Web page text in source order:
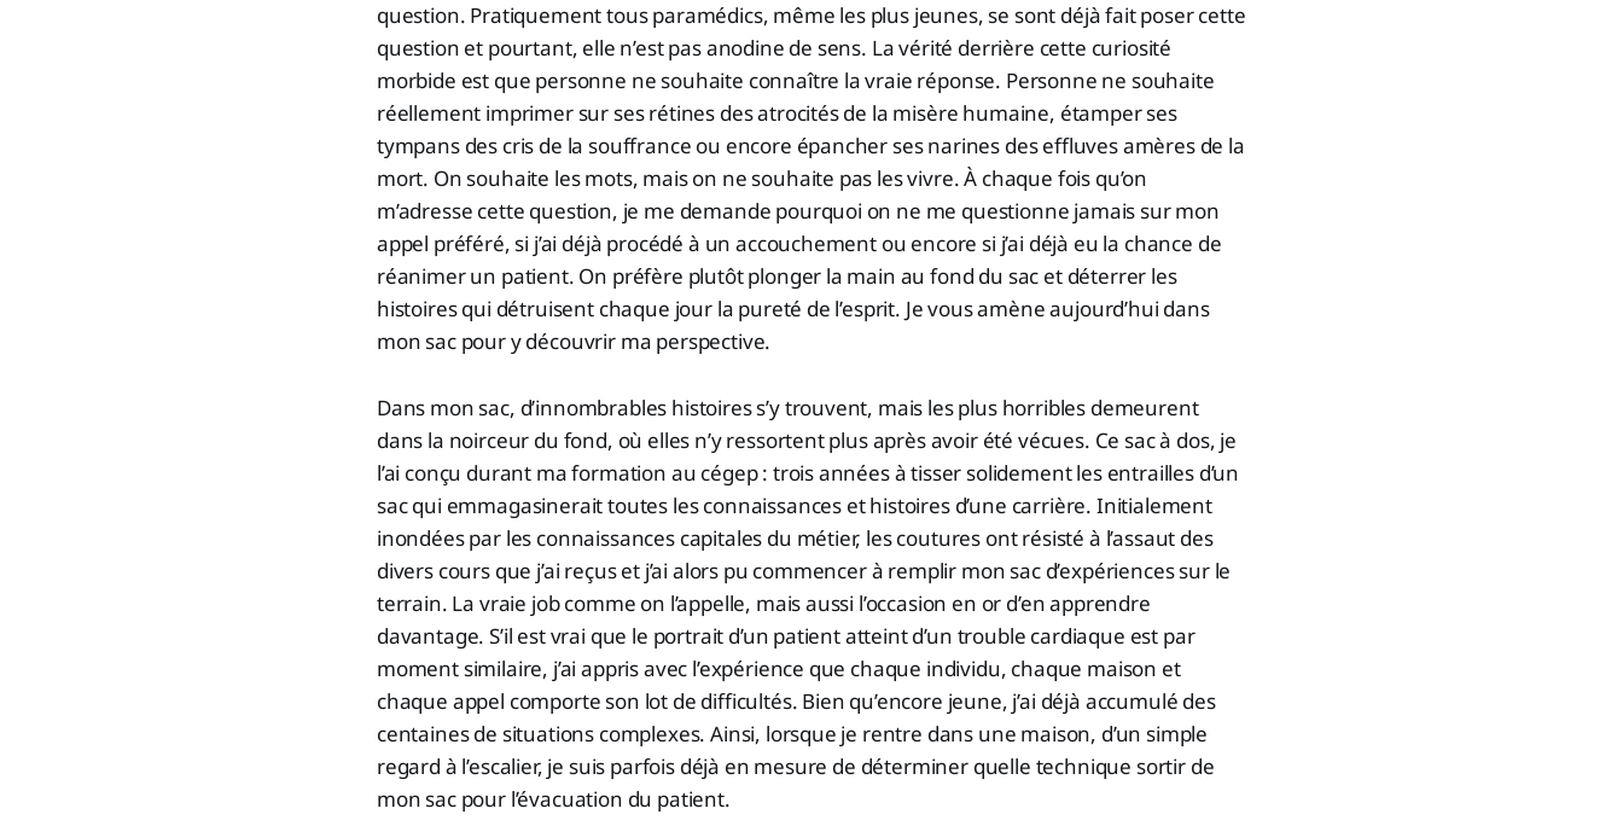
question. Pratiquement tous paramédics, même les plus jeunes, se sont déjà fait poser cette
question et pourtant, elle n’est pas anodine de sens. La vérité derrière cette curiosité
morbide est que personne ne souhaite connaître la vraie réponse. Personne ne souhaite
réellement imprimer sur ses rétines des atrocités de la misère humaine, étamper ses
tympans des cris de la souffrance ou encore épancher ses narines des effluves amères de la
mort. On souhaite les mots, mais on ne souhaite pas les vivre. À chaque fois qu’on
m’adresse cette question, je me demande pourquoi on ne me questionne jamais sur mon
appel préféré, si j’ai déjà procédé à un accouchement ou encore si j’ai déjà eu la chance de
réanimer un patient. On préfère plutôt plonger la main au fond du sac et déterrer les
histoires qui détruisent chaque jour la pureté de l’esprit. Je vous amène aujourd’hui dans
mon sac pour y découvrir ma perspective.
Dans mon sac, d’innombrables histoires s’y trouvent, mais les plus horribles demeurent
dans la noirceur du fond, où elles n’y ressortent plus après avoir été vécues. Ce sac à dos, je
l’ai conçu durant ma formation au cégep : trois années à tisser solidement les entrailles d’un
sac qui emmagasinerait toutes les connaissances et histoires d’une carrière. Initialement
inondées par les connaissances capitales du métier, les coutures ont résisté à l’assaut des
divers cours que j’ai reçus et j’ai alors pu commencer à remplir mon sac d’expériences sur le
terrain. La vraie job comme on l’appelle, mais aussi l’occasion en or d’en apprendre
davantage. S’il est vrai que le portrait d’un patient atteint d’un trouble cardiaque est par
moment similaire, j’ai appris avec l’expérience que chaque individu, chaque maison et
chaque appel comporte son lot de difficultés. Bien qu’encore jeune, j’ai déjà accumulé des
centaines de situations complexes. Ainsi, lorsque je rentre dans une maison, d’un simple
regard à l’escalier, je suis parfois déjà en mesure de déterminer quelle technique sortir de
mon sac pour l’évacuation du patient.